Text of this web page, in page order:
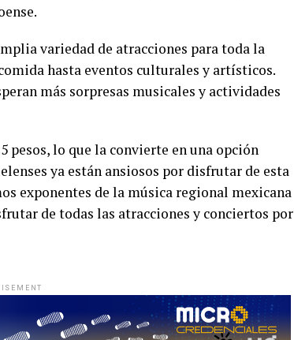
variedad de atracciones para toda la
hasta eventos culturales y artísticos.
más sorpresas musicales y actividades
pesos, lo que la convierte en una opción
ya están ansiosos por disfrutar de esta
exponentes de la música regional mexicana
de todas las atracciones y conciertos por